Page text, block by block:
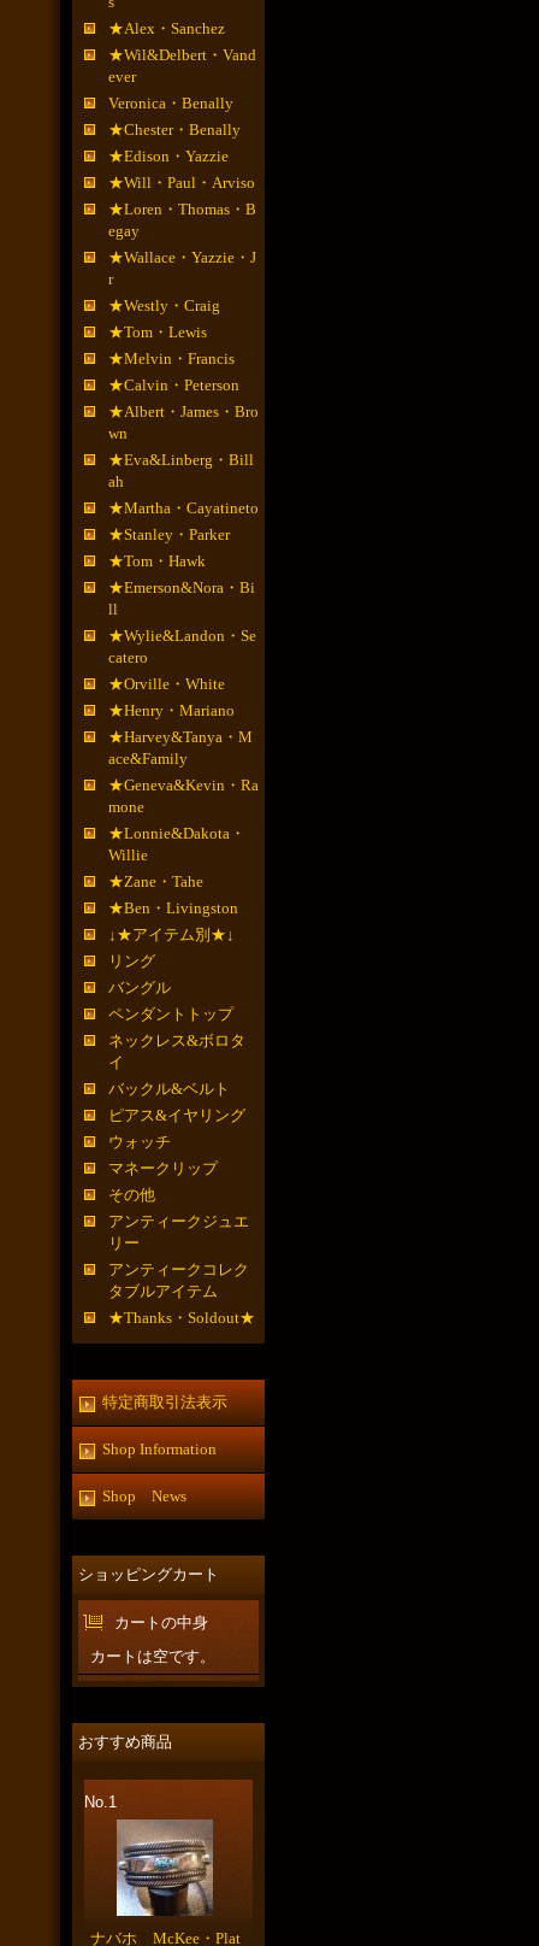
★Alex・Sanchez
★Wil&Delbert・Vand
ever
Veronica・Benally
★Chester・Benally
★Edison・Yazzie
★Will・Paul・Arviso
★Loren・Thomas・B
egay
★Wallace・Yazzie・J
r
★Westly・Craig
★Tom・Lewis
★Melvin・Francis
★Calvin・Peterson
★Albert・James・Bro
wn
★Eva&Linberg・Bill
ah
★Martha・Cayatineto
★Stanley・Parker
★Tom・Hawk
★Emerson&Nora・Bi
ll
★Wylie&Landon・Se
catero
★Orville・White
★Henry・Mariano
★Harvey&Tanya・M
ace&Family
★Geneva&Kevin・Ra
mone
★Lonnie&Dakota・
Willie
★Zane・Tahe
★Ben・Livingston
↓★アイテム別★↓
リング
バングル
ペンダントトップ
ネックレス&ボロタ
イ
バックル&ベルト
ピアス&イヤリング
ウォッチ
マネークリップ
その他
アンティークジュエ
リー
アンティークコレク
タブルアイテム
★Thanks・Soldout★
特定商取引法表示
Shop Information
Shop News
ショッピングカート
カートの中身
カートは空です。
おすすめ商品
No.1
ナバホ McKee・Plat